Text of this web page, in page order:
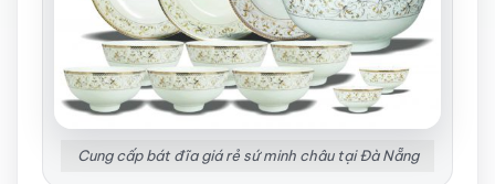
Cung cấp bát đĩa giá rẻ sứ minh châu tại Đà Nẵng